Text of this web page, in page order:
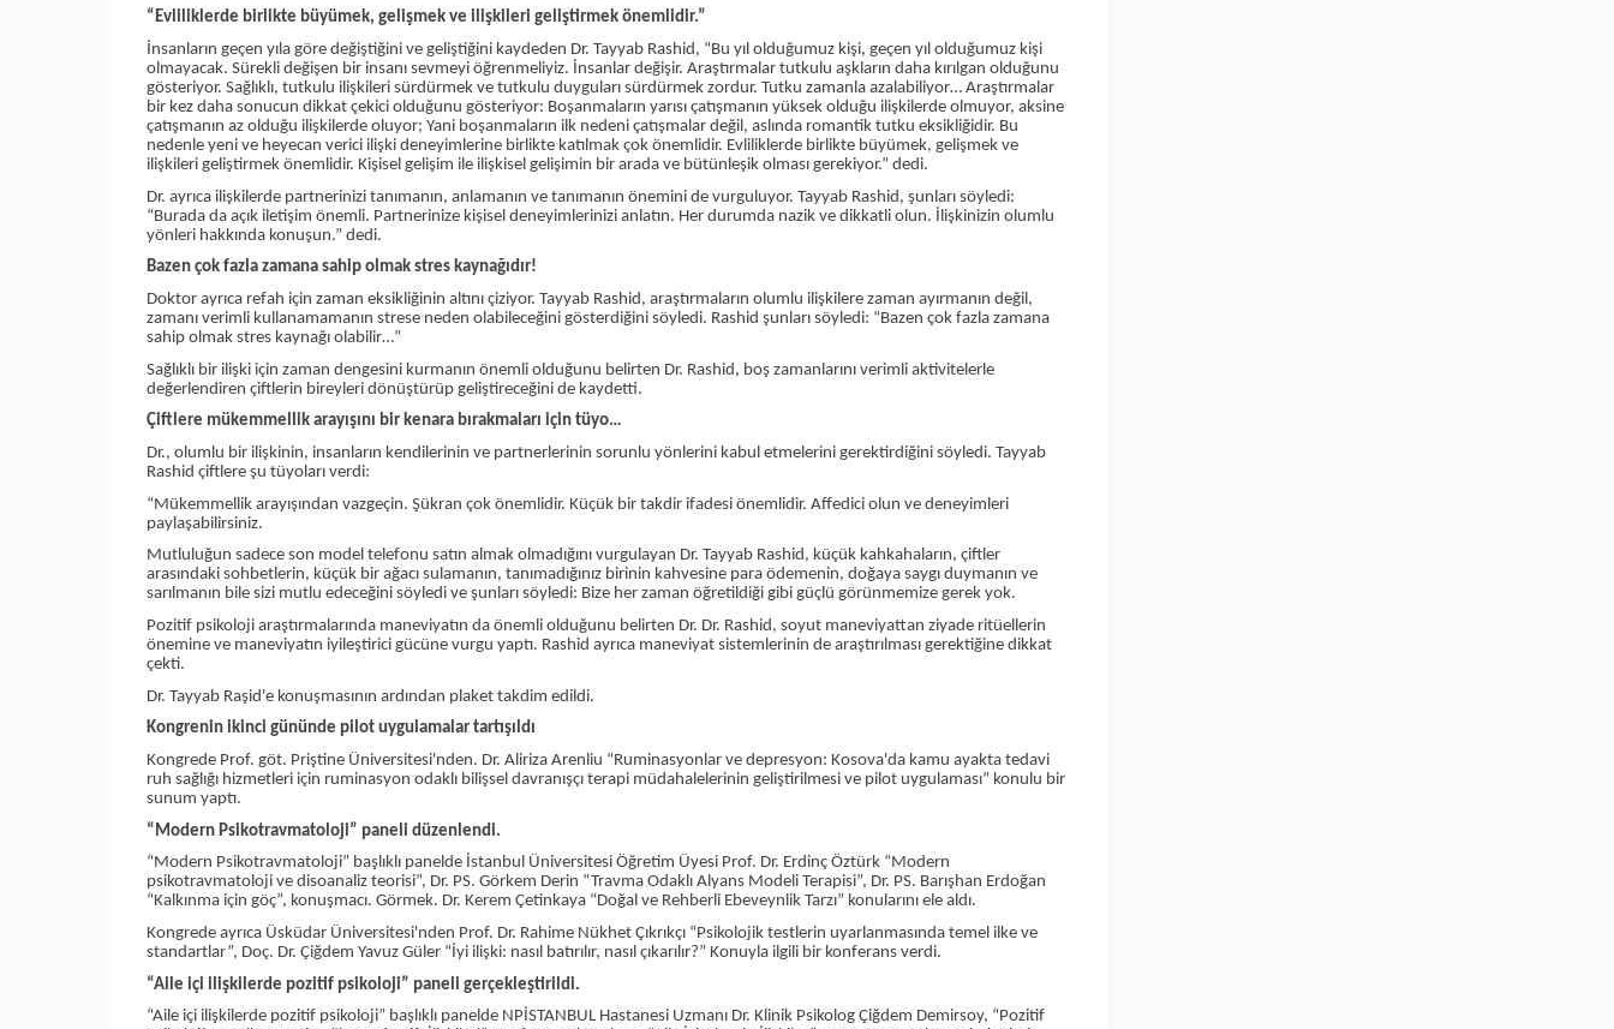
“Evliliklerde birlikte büyümek, gelişmek ve ilişkileri geliştirmek önemlidir.”
İnsanların geçen yıla göre değiştiğini ve geliştiğini kaydeden Dr. Tayyab Rashid, “Bu yıl olduğumuz kişi, geçen yıl olduğumuz kişi
olmayacak. Sürekli değişen bir insanı sevmeyi öğrenmeliyiz. İnsanlar değişir. Araştırmalar tutkulu aşkların daha kırılgan olduğunu
gösteriyor. Sağlıklı, tutkulu ilişkileri sürdürmek ve tutkulu duyguları sürdürmek zordur. Tutku zamanla azalabiliyor… Araştırmalar
bir kez daha sonucun dikkat çekici olduğunu gösteriyor: Boşanmaların yarısı çatışmanın yüksek olduğu ilişkilerde olmuyor, aksine
çatışmanın az olduğu ilişkilerde oluyor; Yani boşanmaların ilk nedeni çatışmalar değil, aslında romantik tutku eksikliğidir. Bu
nedenle yeni ve heyecan verici ilişki deneyimlerine birlikte katılmak çok önemlidir. Evliliklerde birlikte büyümek, gelişmek ve
ilişkileri geliştirmek önemlidir. Kişisel gelişim ile ilişkisel gelişimin bir arada ve bütünleşik olması gerekiyor.” dedi.
Dr. ayrıca ilişkilerde partnerinizi tanımanın, anlamanın ve tanımanın önemini de vurguluyor. Tayyab Rashid, şunları söyledi:
“Burada da açık iletişim önemli. Partnerinize kişisel deneyimlerinizi anlatın. Her durumda nazik ve dikkatli olun. İlişkinizin olumlu
yönleri hakkında konuşun.” dedi.
Bazen çok fazla zamana sahip olmak stres kaynağıdır!
Doktor ayrıca refah için zaman eksikliğinin altını çiziyor. Tayyab Rashid, araştırmaların olumlu ilişkilere zaman ayırmanın değil,
zamanı verimli kullanamamanın strese neden olabileceğini gösterdiğini söyledi. Rashid şunları söyledi: “Bazen çok fazla zamana
sahip olmak stres kaynağı olabilir…”
Sağlıklı bir ilişki için zaman dengesini kurmanın önemli olduğunu belirten Dr. Rashid, boş zamanlarını verimli aktivitelerle
değerlendiren çiftlerin bireyleri dönüştürüp geliştireceğini de kaydetti.
Çiftlere mükemmellik arayışını bir kenara bırakmaları için tüyo…
Dr., olumlu bir ilişkinin, insanların kendilerinin ve partnerlerinin sorunlu yönlerini kabul etmelerini gerektirdiğini söyledi. Tayyab
Rashid çiftlere şu tüyoları verdi:
“Mükemmellik arayışından vazgeçin. Şükran çok önemlidir. Küçük bir takdir ifadesi önemlidir. Affedici olun ve deneyimleri
paylaşabilirsiniz.
Mutluluğun sadece son model telefonu satın almak olmadığını vurgulayan Dr. Tayyab Rashid, küçük kahkahaların, çiftler
arasındaki sohbetlerin, küçük bir ağacı sulamanın, tanımadığınız birinin kahvesine para ödemenin, doğaya saygı duymanın ve
sarılmanın bile sizi mutlu edeceğini söyledi ve şunları söyledi: Bize her zaman öğretildiği gibi güçlü görünmemize gerek yok.
Pozitif psikoloji araştırmalarında maneviyatın da önemli olduğunu belirten Dr. Dr. Rashid, soyut maneviyattan ziyade ritüellerin
önemine ve maneviyatın iyileştirici gücüne vurgu yaptı. Rashid ayrıca maneviyat sistemlerinin de araştırılması gerektiğine dikkat
çekti.
Dr. Tayyab Raşid'e konuşmasının ardından plaket takdim edildi.
Kongrenin ikinci gününde pilot uygulamalar tartışıldı
Kongrede Prof. göt. Priştine Üniversitesi'nden. Dr. Aliriza Arenliu “Ruminasyonlar ve depresyon: Kosova'da kamu ayakta tedavi
ruh sağlığı hizmetleri için ruminasyon odaklı bilişsel davranışçı terapi müdahalelerinin geliştirilmesi ve pilot uygulaması” konulu bir
sunum yaptı.
“Modern Psikotravmatoloji” paneli düzenlendi.
“Modern Psikotravmatoloji” başlıklı panelde İstanbul Üniversitesi Öğretim Üyesi Prof. Dr. Erdinç Öztürk “Modern
psikotravmatoloji ve disoanaliz teorisi”, Dr. PS. Görkem Derin “Travma Odaklı Alyans Modeli Terapisi”, Dr. PS. Barışhan Erdoğan
“Kalkınma için göç”, konuşmacı. Görmek. Dr. Kerem Çetinkaya “Doğal ve Rehberli Ebeveynlik Tarzı” konularını ele aldı.
Kongrede ayrıca Üsküdar Üniversitesi'nden Prof. Dr. Rahime Nükhet Çıkrıkçı “Psikolojik testlerin uyarlanmasında temel ilke ve
standartlar”, Doç. Dr. Çiğdem Yavuz Güler “İyi ilişki: nasıl batırılır, nasıl çıkarılır?” Konuyla ilgili bir konferans verdi.
“Aile içi ilişkilerde pozitif psikoloji” paneli gerçekleştirildi.
“Aile içi ilişkilerde pozitif psikoloji” başlıklı panelde NPİSTANBUL Hastanesi Uzmanı Dr. Klinik Psikolog Çiğdem Demirsoy, “Pozitif